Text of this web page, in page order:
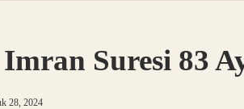
Suresi 83
28, 2024